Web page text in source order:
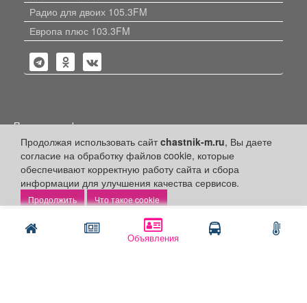
Объявления
Написать Позвонить
Продолжая использовать сайтchastnik-m.ru, Вы даете
согласие на обработку файлов cookie, которые
обеспечивают корректную работу сайта и сбора
информации для улучшения качества сервисов.
Что такое cookie
Радио для двоих 105.3FM
Европа плюс 103.3FM
Политика конфиденциальности
Публикации с пометкой «Реклама», «На правах рекламы»,
«Партнёрский проект» оплачены рекламодателем.
Редакция сайта не несет ответственности за достоверность
информации, содержащейся в рекламных материалах и
объявлениях.
ООО "Частник-М"